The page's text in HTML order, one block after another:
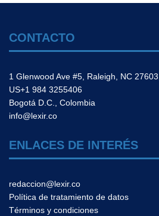
CONTACTO
1 Glenwood Ave #5, Raleigh, NC
US+1 984 3255406
Bogotá D.C., Colombia
info@lexir.co
ENLACES DE INTERÉS
redaccion@lexir.co
Política de tratamiento de datos
Términos y condiciones